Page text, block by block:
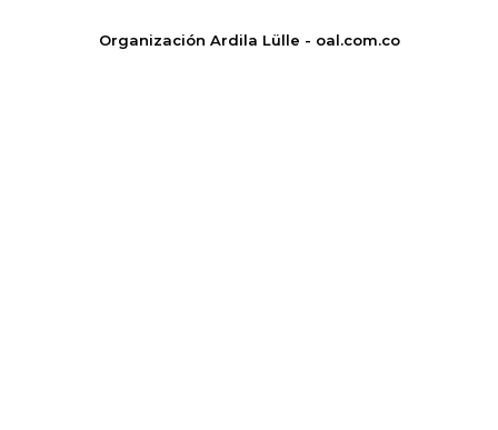
Organización Ardila Lülle - oal.com.co